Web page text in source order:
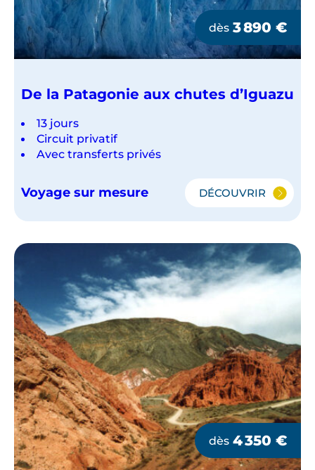
dès 3 890 €
De la Patagonie aux chutes d’Iguazu
13 jours
Circuit privatif
Avec transferts privés
Voyage sur mesure DÉCOUVRIR
DE
AUX
CHUTES
D’IGUAZU
dès 4 350 €